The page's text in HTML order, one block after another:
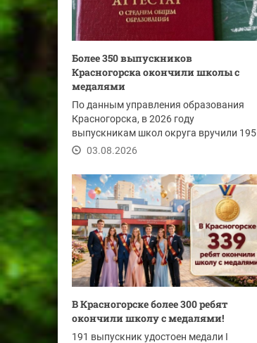
Более 350 выпускников
Красногорска окончили школы с
медалями
По данным управления образования
Красногорска, в 2026 году
выпускникам школ округа вручили 195
золотых и 158...
03.08.2026
В Красногорске более 300 ребят
окончили школу с медалями!
191 выпускник удостоен медали I